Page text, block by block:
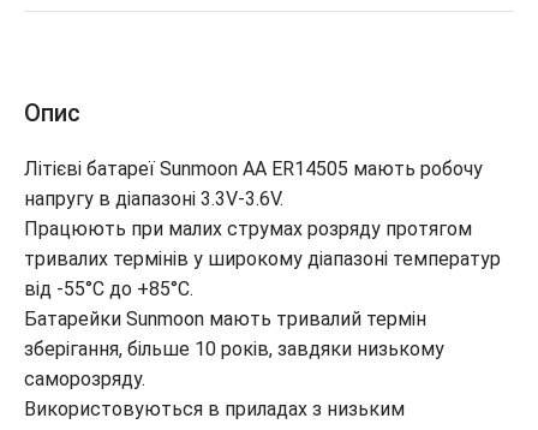
Опис
Літієві батареї Sunmoon АА ER14505 мають робочу
напругу в діапазоні 3.3V-3.6V.
Працюють при малих струмах розряду протягом
тривалих термінів у широкому діапазоні температур
від -55°С до +85°С.
Батарейки Sunmoon мають тривалий термін
зберігання, більше 10 років, завдяки низькому
саморозряду.
Використовуються в приладах з низьким